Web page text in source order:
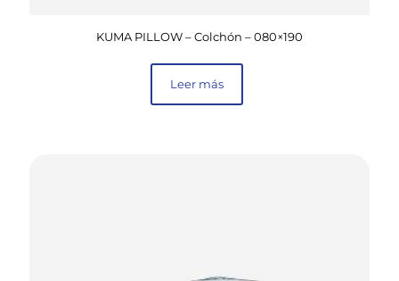
KUMA PILLOW – Colchón – 080×190
Leer más